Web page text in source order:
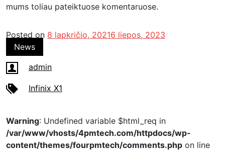
mums toliau pateiktuose komentaruose.
Posted on 8 lapkričio, 20216 liepos, 2023
News
admin
Infinix X1
Warning: Undefined variable $html_req in
/var/www/vhosts/4pmtech.com/httpdocs/wp-
content/themes/fourpmtech/comments.php on line